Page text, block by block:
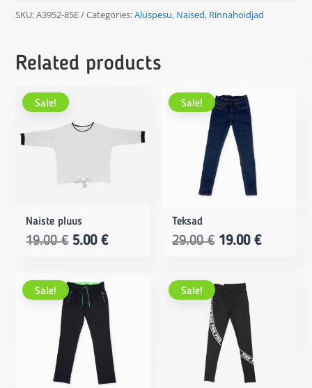
SKU:A3952-85E Categories:Aluspesu, Naised, Rinnahoidjad
Related products
Sale!
Naiste pluus
19.00€ Original
was:
19.00 €.
5.00€Current
5.00 €.
Sale!
Teksad
29.00€ Original
was:
29.00 €.
19.00€Current
Sale! Sale!